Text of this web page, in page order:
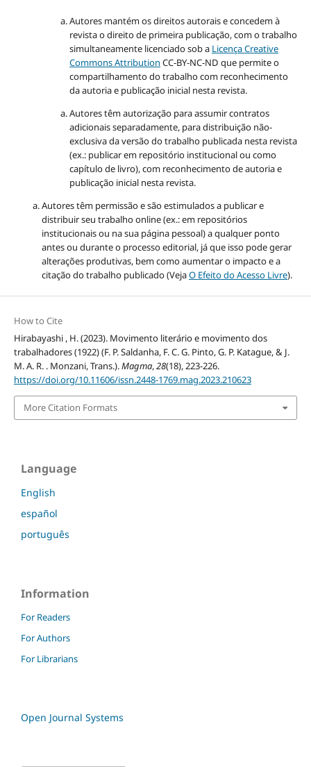
Autores mantém os direitos autorais e concedem à
revista o direito de primeira publicação, com o trabalho
simultaneamente licenciado sob a Licença Creative
Commons Attribution CC-BY-NC-ND que permite o
compartilhamento do trabalho com reconhecimento
da autoria e publicação inicial nesta revista.
Autores têm autorização para assumir contratos
adicionais separadamente, para distribuição não-
exclusiva da versão do trabalho publicada nesta revista
(ex.: publicar em repositório institucional ou como
capítulo de livro), com reconhecimento de autoria e
publicação inicial nesta revista.
Autores têm permissão e são estimulados a publicar e
distribuir seu trabalho online (ex.: em repositórios
institucionais ou na sua página pessoal) a qualquer ponto
antes ou durante o processo editorial, já que isso pode gerar
alterações produtivas, bem como aumentar o impacto e a
citação do trabalho publicado (VejaO Efeito do Acesso Livre).
How to Cite
Hirabayashi , H. (2023). Movimento literário e movimento dos
trabalhadores (1922) (F. P. Saldanha, F. C. G. Pinto, G. P. Katague, & J.
M. A. R. . Monzani, Trans.).Magma,28(18), 223-226.
https://doi.org/10.11606/issn.2448-1769.mag.2023.210623
More Citation Formats
Language
English
español
português
Information
For Readers
For Authors
For Librarians
Open Journal Systems